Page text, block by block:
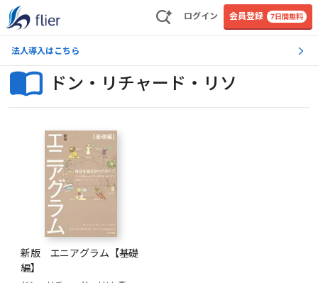
ログイン 会員登録 7日間無料
法人導入はこちら
ドン・リチャード・リソ
新版 エニアグラム【基礎
編】